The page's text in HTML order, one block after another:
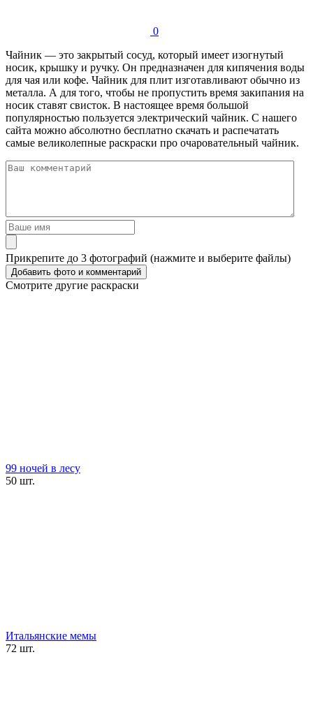
0
Чайник — это закрытый сосуд, который имеет изогнутый
носик, крышку и ручку. Он предназначен для кипячения воды
для чая или кофе. Чайник для плит изготавливают обычно из
металла. А для того, чтобы не пропустить время закипания на
носик ставят свисток. В настоящее время большой
популярностью пользуется электрический чайник. С нашего
сайта можно абсолютно бесплатно скачать и распечатать
самые великолепные раскраски про очаровательный чайник.
Прикрепите до 3 фотографий (нажмите и выберите файлы)
Смотрите другие раскраски
99 ночей в лесу
50 шт.
Итальянские мемы
72 шт.